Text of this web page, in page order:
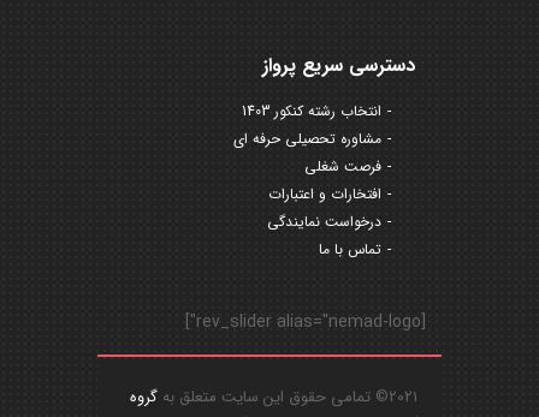
دسترسی سریع پرواز
انتخاب رشته کنکور 1403
مشاوره تحصیلی حرفه ای
فرصت شغلی
افتخارات و اعتبارات
درخواست نمایندگی
تماس با ما
[rev_slider alias="nemad-logo"]
2021© تمامی حقوق این سایت متعلق به
گروه